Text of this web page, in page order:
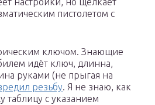
пистолетом с
ключом. Знающие
идёт ключ, длинна,
руками (не прыгая на
резьбу. Я не знаю, как
таблицу с указанием